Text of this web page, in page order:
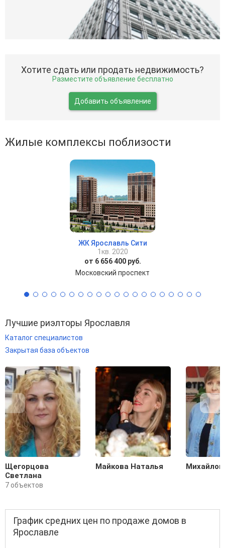
Хотите сдать или продать недвижимость?
Разместите объявление бесплатно
Добавить объявление
Жилые комплексы поблизости
ЖК Ярославль Сити
1кв. 2020
от 6 656 400 руб.
Московский проспект
Лучшие риэлторы Ярославля
Каталог специалистов
Закрытая база объектов
Щегорцова
Светлана
7 объектов
Майкова Наталья
График средних цен по продаже домов в
Ярославле